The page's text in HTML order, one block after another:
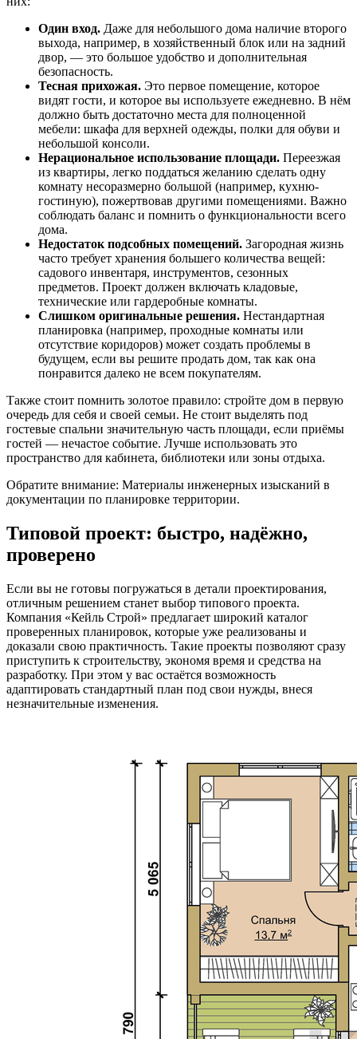
Один вход. Даже для небольшого дома наличие второго
выхода, например, в хозяйственный блок или на задний
двор, — это большое удобство и дополнительная
безопасность.
Тесная прихожая. Это первое помещение, которое
видят гости, и которое вы используете ежедневно. В нём
должно быть достаточно места для полноценной
мебели: шкафа для верхней одежды, полки для обуви и
небольшой консоли.
Нерациональное использование площади. Переезжая
из квартиры, легко поддаться желанию сделать одну
комнату несоразмерно большой (например, кухню-
гостиную), пожертвовав другими помещениями. Важно
соблюдать баланс и помнить о функциональности всего
дома.
Недостаток подсобных помещений. Загородная жизнь
часто требует хранения большего количества вещей:
садового инвентаря, инструментов, сезонных
предметов. Проект должен включать кладовые,
технические или гардеробные комнаты.
Слишком оригинальные решения. Нестандартная
планировка (например, проходные комнаты или
отсутствие коридоров) может создать проблемы в
будущем, если вы решите продать дом, так как она
понравится далеко не всем покупателям.
Также стоит помнить золотое правило: стройте дом в первую
очередь для себя и своей семьи. Не стоит выделять под
гостевые спальни значительную часть площади, если приёмы
гостей — нечастое событие. Лучше использовать это
пространство для кабинета, библиотеки или зоны отдыха.
Обратите внимание: Материалы инженерных изысканий в
документации по планировке территории.
Типовой проект: быстро, надёжно,
проверено
Если вы не готовы погружаться в детали проектирования,
отличным решением станет выбор типового проекта.
Компания «Кейль Строй» предлагает широкий каталог
проверенных планировок, которые уже реализованы и
доказали свою практичность. Такие проекты позволяют сразу
приступить к строительству, экономя время и средства на
разработку. При этом у вас остаётся возможность
адаптировать стандартный план под свои нужды, внеся
незначительные изменения.